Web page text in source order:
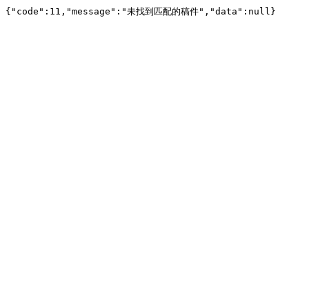
{"code":11,"message":"未找到匹配的稿件","data":null}